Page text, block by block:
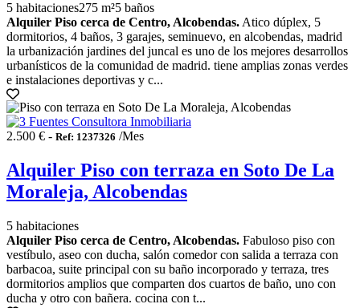
5 habitaciones275 m²5 baños
Alquiler Piso cerca de Centro, Alcobendas.Atico dúplex, 5
dormitorios, 4 baños, 3 garajes, seminuevo, en alcobendas, madrid
la urbanización jardines del juncal es uno de los mejores desarrollos
urbanísticos de la comunidad de madrid. tiene amplias zonas verdes
e instalaciones deportivas y c...
2.500 € - Ref: 1237326 /Mes
Alquiler Piso con terraza en Soto De La
Moraleja, Alcobendas
5 habitaciones
Alquiler Piso cerca de Centro, Alcobendas. Fabuloso piso con
vestíbulo, aseo con ducha, salón comedor con salida a terraza con
barbacoa, suite principal con su baño incorporado y terraza, tres
dormitorios amplios que comparten dos cuartos de baño, uno con
ducha y otro con bañera. cocina con t...